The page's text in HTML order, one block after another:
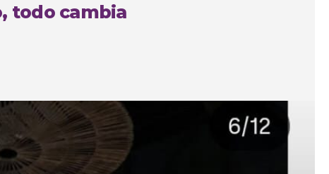
todo cambia